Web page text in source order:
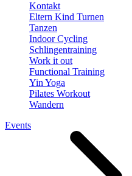
Kontakt
Eltern Kind Turnen
Tanzen
Indoor Cycling
Schlingentraining
Work it out
Functional Training
Yin Yoga
Pilates Workout
Wandern
Events